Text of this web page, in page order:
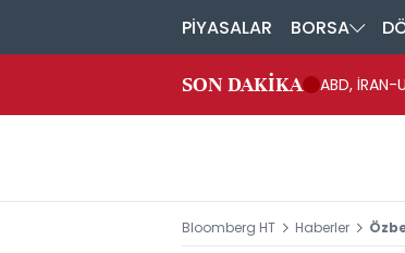
PİYASALAR BORSA
SON DAKİKA ABD, İRAN-
Bloomberg HT Haberler